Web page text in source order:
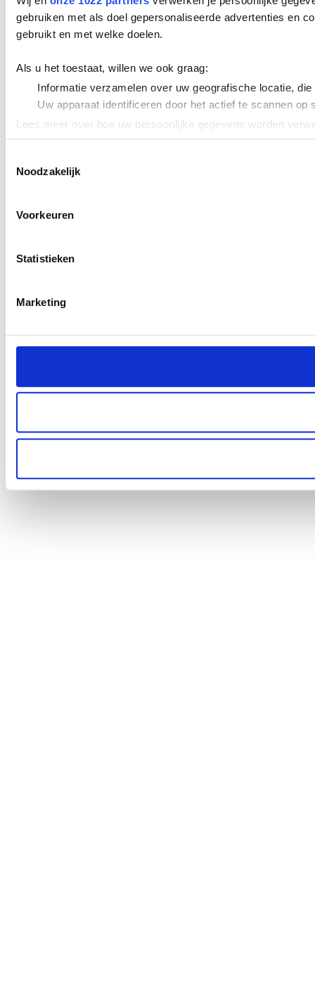
gebruiken met als doel gepersonaliseerde advertenties en
gebruikt en met welke doelen.
Als u het toestaat, willen we ook graag:
Informatie verzamelen over uw geografische locatie,
Uw apparaat identificeren door het actief te scannen op
Lees meer over hoe uw persoonlijke gegevens worden
We gebruiken cookies om content en advertenties te
verstrekt of die ze hebben verzameld op basis van uw
Noodzakelijk
Voorkeuren
Statistieken
Marketing